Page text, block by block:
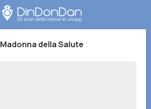
Madonna della Salute